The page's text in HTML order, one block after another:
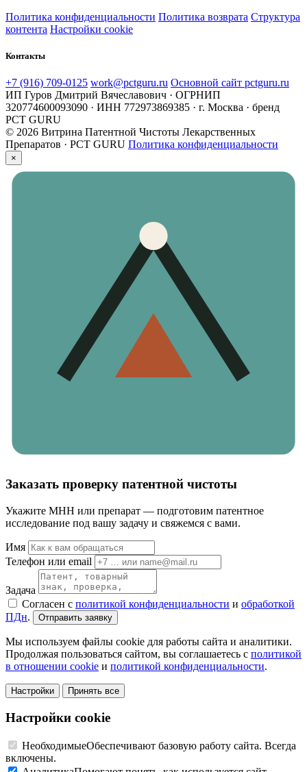
Политика конфиденциальности Политика возврата Структура
контента Настройки cookie
Контакты
+7 (916) 709-0125 work@pctguru.ru Основной сайт pctguru.ru
ИП Гуров Дмитрий Вячеславович · ОГРНИП
320774600093090 · ИНН 772973869385 · г. Москва · бренд
PCT GURU
© 2026 Витрина Патентной Чистоты Лекарственных
Препаратов · PCT GURU Политика конфиденциальности
×
Заказать проверку патентной чистоты
Укажите МНН или препарат — подготовим патентное
исследование под вашу задачу и свяжемся с вами.
Имя
Телефон или email
Задача
Согласен с политикой конфиденциальности и обработкой
ПДн. Отправить заявку
Мы используем файлы cookie для работы сайта и аналитики.
Продолжая пользоваться сайтом, вы соглашаетесь с политикой
в отношении cookie и политикой конфиденциальности.
Настройки Принять все
Настройки cookie
НеобходимыеОбеспечивают базовую работу сайта. Всегда
включены.